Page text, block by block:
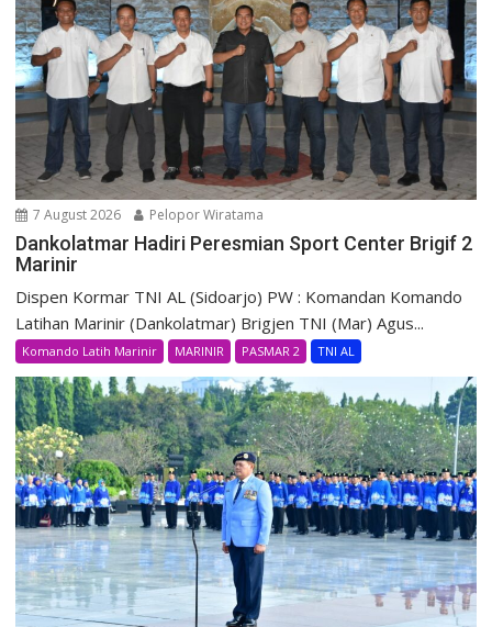
7 August 2026 Pelopor Wiratama
Dankolatmar Hadiri Peresmian Sport Center Brigif 2
Marinir
Dispen Kormar TNI AL (Sidoarjo) PW : Komandan Komando
Latihan Marinir (Dankolatmar) Brigjen TNI (Mar) Agus...
Komando Latih Marinir MARINIR PASMAR 2 TNI AL